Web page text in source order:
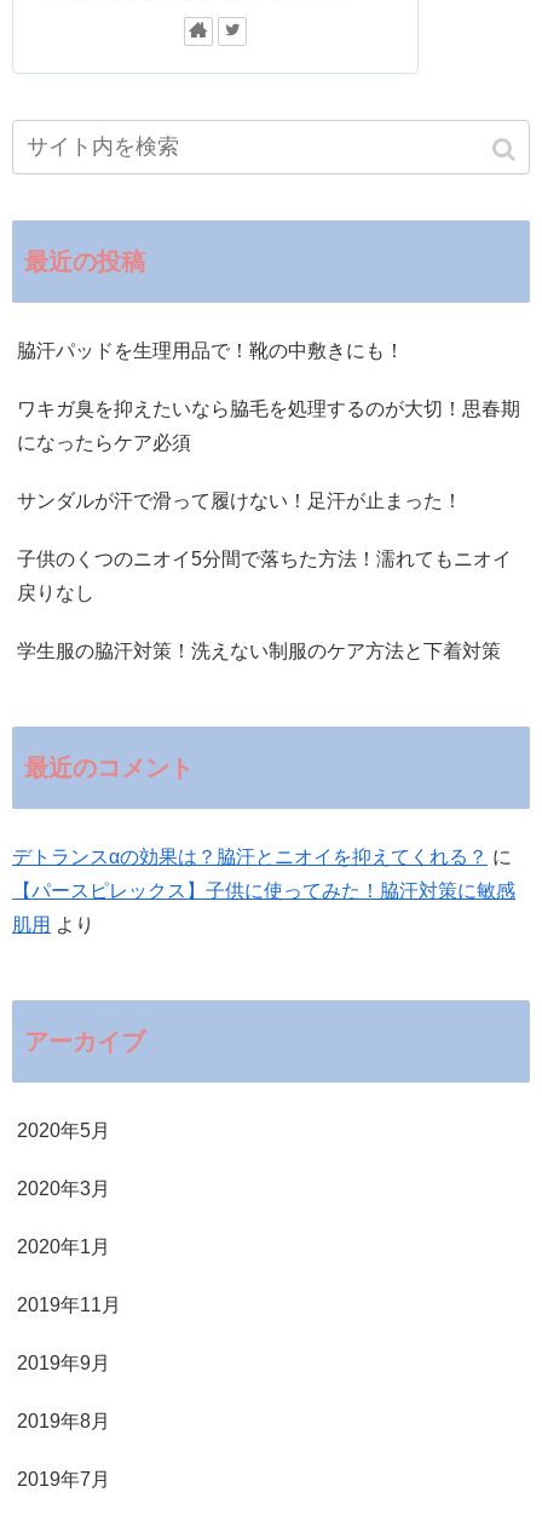
最近の投稿
脇汗パッドを生理用品で！靴の中敷きにも！
ワキガ臭を抑えたいなら脇毛を処理するのが大切！思春期
になったらケア必須
サンダルが汗で滑って履けない！足汗が止まった！
子供のくつのニオイ5分間で落ちた方法！濡れてもニオイ
戻りなし
学生服の脇汗対策！洗えない制服のケア方法と下着対策
最近のコメント
デトランスαの効果は？脇汗とニオイを抑えてくれる？ に
【パースピレックス】子供に使ってみた！脇汗対策に敏感
肌用 より
アーカイブ
2020年5月
2020年3月
2020年1月
2019年11月
2019年9月
2019年8月
2019年7月